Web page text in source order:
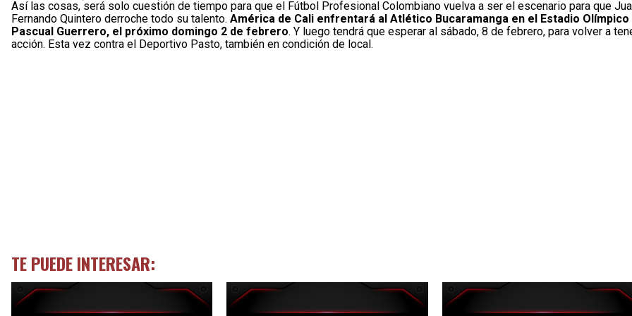
Así las cosas, será solo cuestión de tiempo para que el Fútbol Profesional Colombiano vuelva a ser el escenario para que
Fernando Quintero derroche todo su talento. América de Cali enfrentará al Atlético Bucaramanga en el Estadio Olímpico
Pascual Guerrero, el próximo domingo 2 de febrero. Y luego tendrá que esperar al sábado, 8 de febrero, para volver a
acción. Esta vez contra el Deportivo Pasto, también en condición de local.
TE PUEDE INTERESAR: